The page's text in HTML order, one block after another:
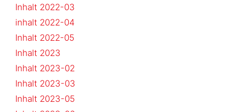
Inhalt 2022-03
inhalt 2022-04
Inhalt 2022-05
Inhalt 2023
Inhalt 2023-02
Inhalt 2023-03
Inhalt 2023-05